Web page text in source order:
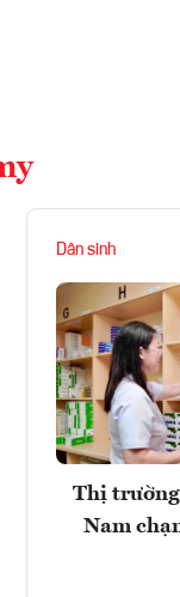
Dân sinh
Thị
Nam